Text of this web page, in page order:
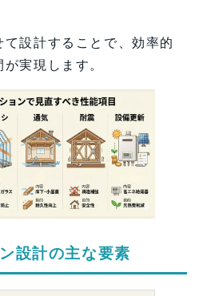
て設計することで、効率的
実現します。
設計の主な要素